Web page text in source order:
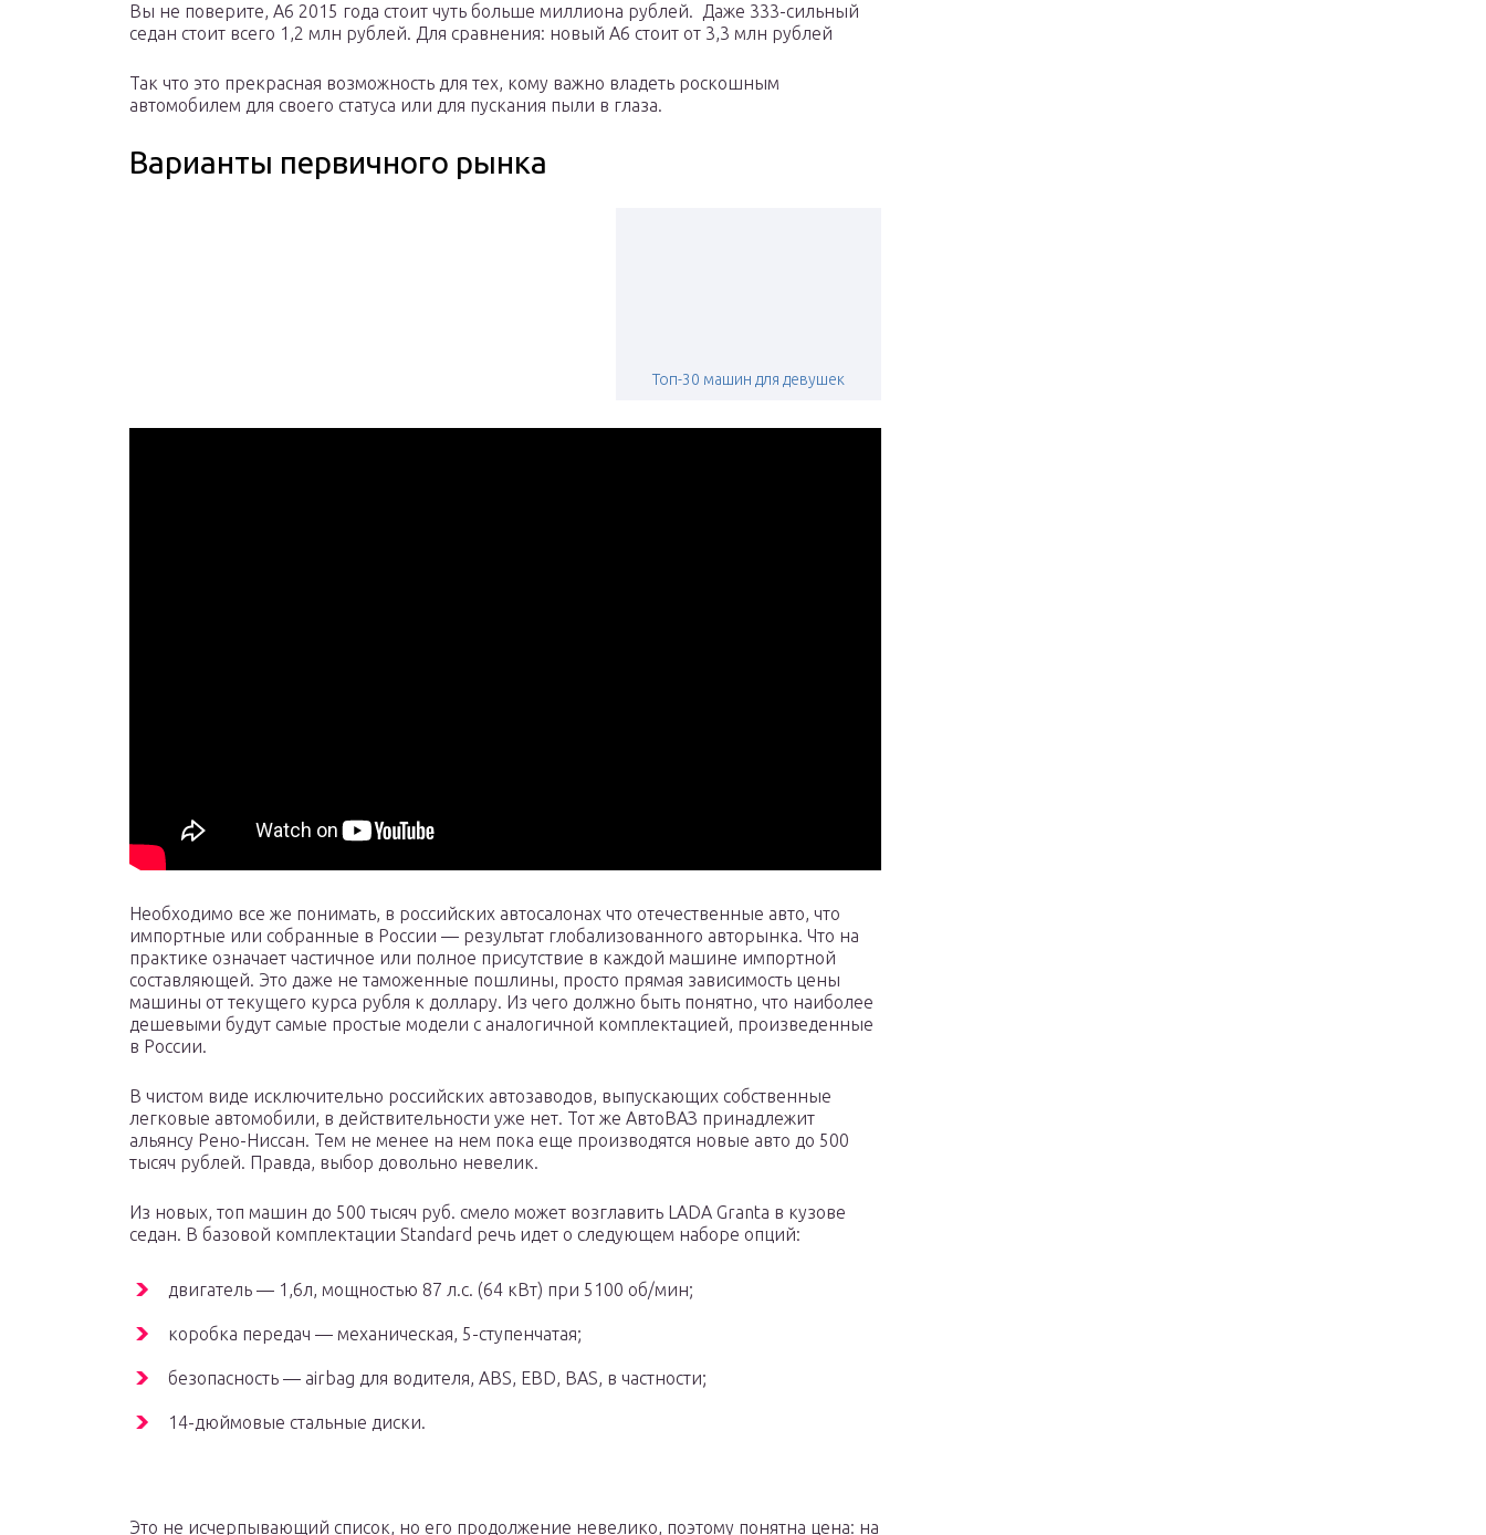
Вы не поверите, А6 2015 года стоит чуть больше миллиона рублей. Даже 333-сильный
седан стоит всего 1,2 млн рублей. Для сравнения: новый А6 стоит от 3,3 млн рублей
Так что это прекрасная возможность для тех, кому важно владеть роскошным
автомобилем для своего статуса или для пускания пыли в глаза.
Варианты первичного рынка
Топ-30 машин для девушек
Необходимо все же понимать, в российских автосалонах что отечественные авто, что
импортные или собранные в России — результат глобализованного авторынка. Что на
практике означает частичное или полное присутствие в каждой машине импортной
составляющей. Это даже не таможенные пошлины, просто прямая зависимость цены
машины от текущего курса рубля к доллару. Из чего должно быть понятно, что наиболее
дешевыми будут самые простые модели с аналогичной комплектацией, произведенные
в России.
В чистом виде исключительно российских автозаводов, выпускающих собственные
легковые автомобили, в действительности уже нет. Тот же АвтоВАЗ принадлежит
альянсу Рено-Ниссан. Тем не менее на нем пока еще производятся новые авто до 500
тысяч рублей. Правда, выбор довольно невелик.
Из новых, топ машин до 500 тысяч руб. смело может возглавить LADA Granta в кузове
седан. В базовой комплектации Standard речь идет о следующем наборе опций:
двигатель — 1,6л, мощностью 87 л.с. (64 кВт) при 5100 об/мин;
коробка передач — механическая, 5-ступенчатая;
безопасность — airbag для водителя, ABS, EBD, BAS, в частности;
14-дюймовые стальные диски.
Это не исчерпывающий список, но его продолжение невелико, поэтому понятна цена: на